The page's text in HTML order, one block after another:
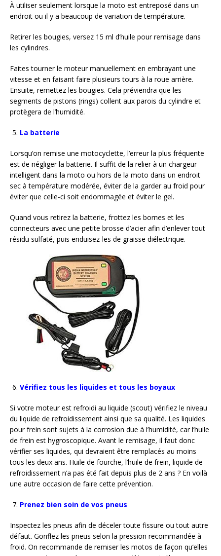
À utiliser seulement lorsque la moto est entreposé dans un
endroit ou il y a beaucoup de variation de température.
Retirer les bougies, versez 15 ml d’huile pour remisage dans
les cylindres.
Faites tourner le moteur manuellement en embrayant une
vitesse et en faisant faire plusieurs tours à la roue arrière.
Ensuite, remettez les bougies. Cela préviendra que les
segments de pistons (rings) collent aux parois du cylindre et
protègera de l’humidité.
La batterie
Lorsqu’on remise une motocyclette, l’erreur la plus fréquente
est de négliger la batterie. Il suffit de la relier à un chargeur
intelligent dans la moto ou hors de la moto dans un endroit
sec à température modérée, éviter de la garder au froid pour
éviter que celle-ci soit endommagée et éviter le gel.
Quand vous retirez la batterie, frottez les bornes et les
connecteurs avec une petite brosse d’acier afin d’enlever tout
résidu sulfaté, puis enduisez-les de graisse diélectrique.
Vérifiez tous les liquides et tous les boyaux
Si votre moteur est refroidi au liquide (scout) vérifiez le niveau
du liquide de refroidissement ainsi que sa qualité. Les liquides
pour frein sont sujets à la corrosion due à l’humidité, car l’huile
de frein est hygroscopique. Avant le remisage, il faut donc
vérifier ses liquides, qui devraient être remplacés au moins
tous les deux ans. Huile de fourche, l’huile de frein, liquide de
refroidissement n’a pas été fait depuis plus de 2 ans ? En voilà
une autre occasion de faire cette prévention.
Prenez bien soin de vos pneus
Inspectez les pneus afin de déceler toute fissure ou tout autre
défaut. Gonflez les pneus selon la pression recommandée à
froid. On recommande de remiser les motos de façon qu’elles